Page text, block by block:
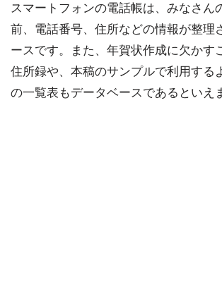
スマートフォンの電話帳は、みなさん
前、電話番号、住所などの情報が整理
ースです。また、年賀状作成に欠かす
住所録や、本稿のサンプルで利用する
の一覧表もデータベースであるといえ